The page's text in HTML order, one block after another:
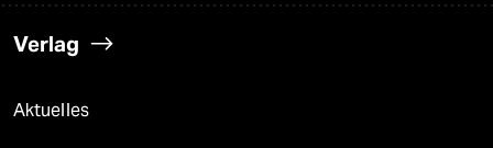
Verlag
Aktuelles